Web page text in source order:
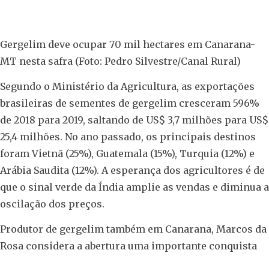
Gergelim deve ocupar 70 mil hectares em Canarana-
MT nesta safra (Foto: Pedro Silvestre/Canal Rural)
Segundo o Ministério da Agricultura, as exportações
brasileiras de sementes de gergelim cresceram 596%
de 2018 para 2019, saltando de US$ 3,7 milhões para US$
25,4 milhões. No ano passado, os principais destinos
foram Vietnã (25%), Guatemala (15%), Turquia (12%) e
Arábia Saudita (12%). A esperança dos agricultores é de
que o sinal verde da Índia amplie as vendas e diminua a
oscilação dos preços.
Produtor de gergelim também em Canarana, Marcos da
Rosa considera a abertura uma importante conquista